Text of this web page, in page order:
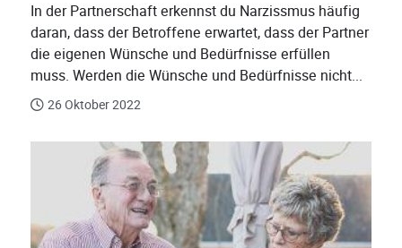
In der Partnerschaft erkennst du Narzissmus häufig
daran, dass der Betroffene erwartet, dass der Partner
die eigenen Wünsche und Bedürfnisse erfüllen
muss. Werden die Wünsche und Bedürfnisse nicht...
26 Oktober 2022